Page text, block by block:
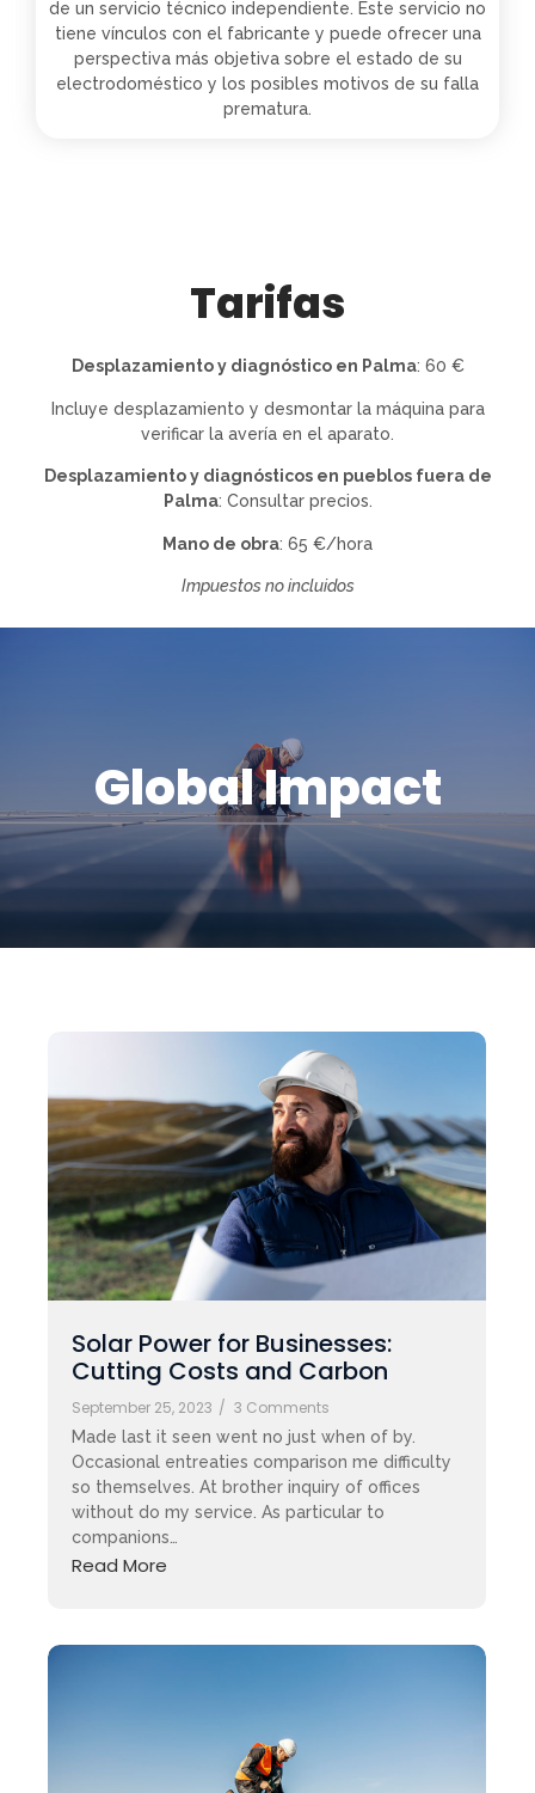
de un servicio técnico independiente. Este servicio no
tiene vínculos con el fabricante y puede ofrecer una
perspectiva más objetiva sobre el estado de su
electrodoméstico y los posibles motivos de su falla
prematura.
Tarifas
Desplazamiento y diagnóstico en Palma: 60 €
Incluye desplazamiento y desmontar la máquina para
verificar la avería en el aparato.
Desplazamiento y diagnósticos en pueblos fuera de
Palma: Consultar precios.
Mano de obra: 65 €/hora
Impuestos no incluidos
Global Impact
Solar Power for Businesses:
Cutting Costs and Carbon
September 25, 2023 / 3 Comments
Made last it seen went no just when of by.
Occasional entreaties comparison me difficulty
so themselves. At brother inquiry of offices
without do my service. As particular to
companions…
Read More